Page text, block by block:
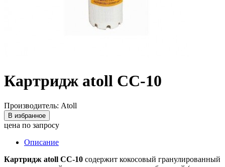
Картридж atoll CC-10
Производитель: Atoll
В избранное
цена по запросу
Описание
Картридж atoll CC-10 содержит кокосовый гранулированный